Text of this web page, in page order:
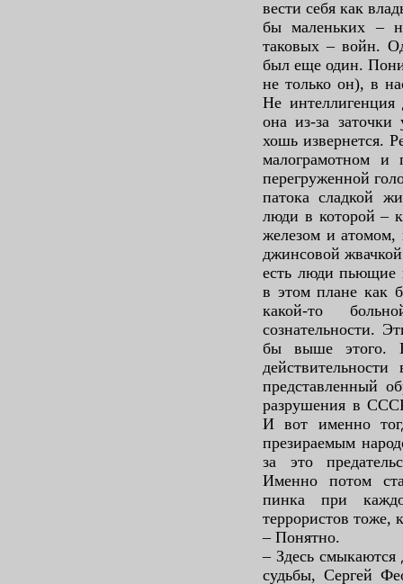
вести себя как
бы маленьких –
таковых – войн.
был еще один.
не только он), в
Не
она из-за
хошь извернется.
малограмотном
перегруженной
патока сладкой
люди в которой –
железом и атомом,
джинсовой
есть люди пьющие
в этом плане как
какой-то
сознательности.
бы выше этого.
представленный
разрушения в
И вот именно
презираемым
за это
Именно потом
пинка при
террористов тоже,
– Понятно.
– Здесь смыкаются
судьбы, Сергей